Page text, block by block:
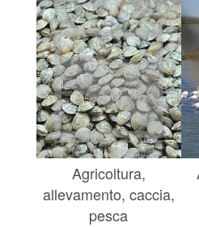
Agricoltura,
allevamento, caccia,
pesca